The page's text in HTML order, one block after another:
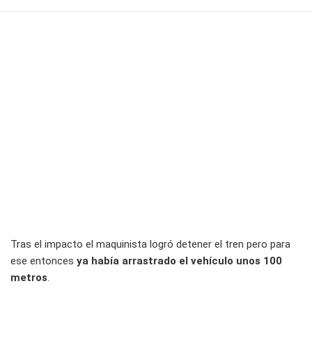
Tras el impacto el maquinista logró detener el tren pero para
ese entonces ya había arrastrado el vehículo unos 100
metros.